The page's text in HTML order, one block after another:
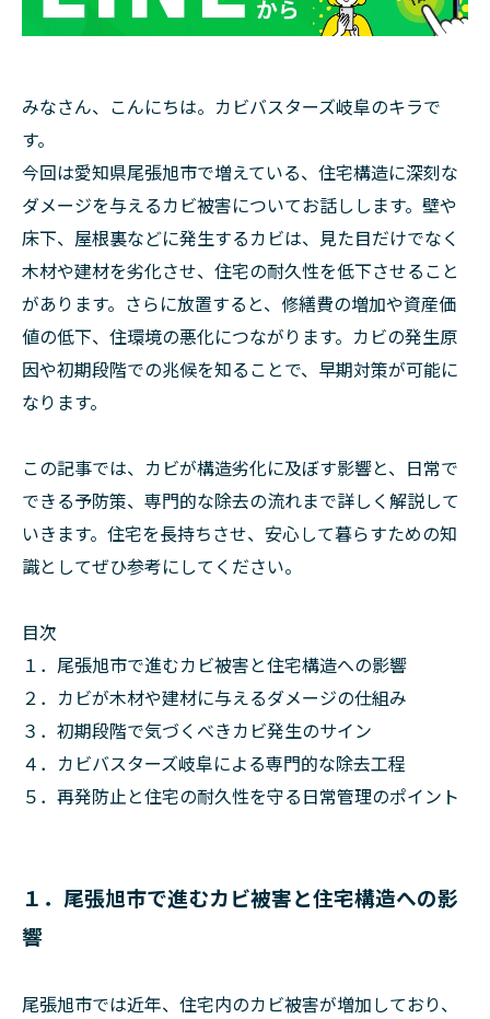
みなさん、こんにちは。カビバスターズ岐阜のキラで
す。
今回は愛知県尾張旭市で増えている、住宅構造に深刻な
ダメージを与えるカビ被害についてお話しします。壁や
床下、屋根裏などに発生するカビは、見た目だけでなく
木材や建材を劣化させ、住宅の耐久性を低下させること
があります。さらに放置すると、修繕費の増加や資産価
値の低下、住環境の悪化につながります。カビの発生原
因や初期段階での兆候を知ることで、早期対策が可能に
なります。
この記事では、カビが構造劣化に及ぼす影響と、日常で
できる予防策、専門的な除去の流れまで詳しく解説して
いきます。住宅を長持ちさせ、安心して暮らすための知
識としてぜひ参考にしてください。
目次
１．尾張旭市で進むカビ被害と住宅構造への影響
２．カビが木材や建材に与えるダメージの仕組み
３．初期段階で気づくべきカビ発生のサイン
４．カビバスターズ岐阜による専門的な除去工程
５．再発防止と住宅の耐久性を守る日常管理のポイント
１．尾張旭市で進むカビ被害と住宅構造への影
響
尾張旭市では近年、住宅内のカビ被害が増加しており、